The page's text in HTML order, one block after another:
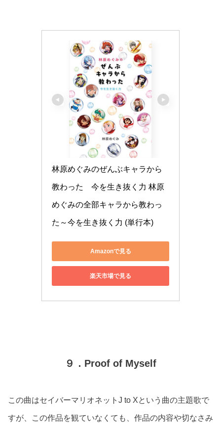
林原めぐみのぜんぶキャラから
教わった　今を生き抜く力 林原
めぐみの全部キャラから教わっ
た～今を生き抜く力 (単行本)
Amazonで見る
楽天市場で見る
９．Proof of Myself
この曲はセイバーマリオネットJ to Xという曲の主題歌で
すが、この作品を観ていなくても、作品の内容や切なさみ